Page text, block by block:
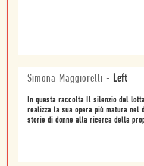
Simona Maggiorelli - Left
In questa raccolta Il silenzio del
realizza la sua opera più matura
storie di donne alla ricerca della